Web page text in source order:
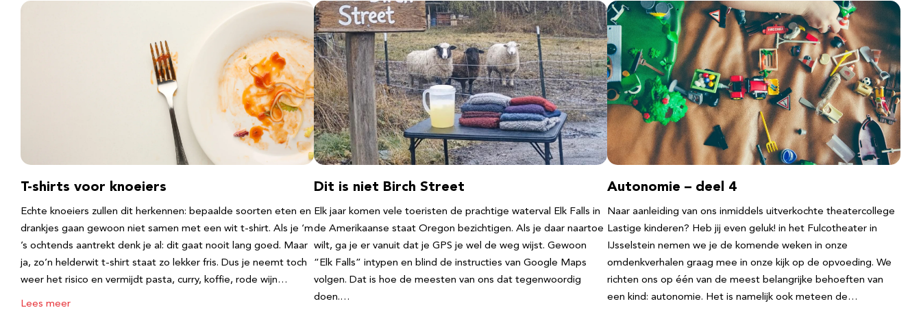
T-shirts voor knoeiers
Echte knoeiers zullen dit herkennen: bepaalde soorten eten en
drankjes gaan gewoon niet samen met een wit t-shirt. Als je ‘m
’s ochtends aantrekt denk je al: dit gaat nooit lang goed. Maar
ja, zo’n helderwit t-shirt staat zo lekker fris. Dus je neemt toch
weer het risico en vermijdt pasta, curry, koffie, rode wijn…
Lees meer
Dit is niet Birch Street
Elk jaar komen vele toeristen de prachtige waterval Elk Falls in
de Amerikaanse staat Oregon bezichtigen. Als je daar naartoe
wilt, ga je er vanuit dat je GPS je wel de weg wijst. Gewoon
“Elk Falls” intypen en blind de instructies van Google Maps
volgen. Dat is hoe de meesten van ons dat tegenwoordig
doen.…
Autonomie – deel 4
Naar aanleiding van ons inmiddels uitverkochte theatercollege
Lastige kinderen? Heb jij even geluk! in het Fulcotheater in
IJsselstein nemen we je de komende weken in onze
omdenkverhalen graag mee in onze kijk op de opvoeding. We
richten ons op één van de meest belangrijke behoeften van
een kind: autonomie. Het is namelijk ook meteen de…